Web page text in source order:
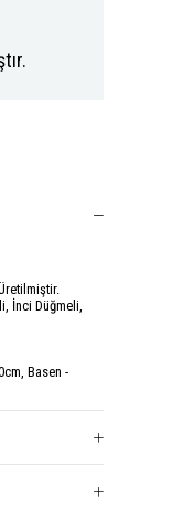
İnci Düğmeli,
Basen -
58 cm, Bel -